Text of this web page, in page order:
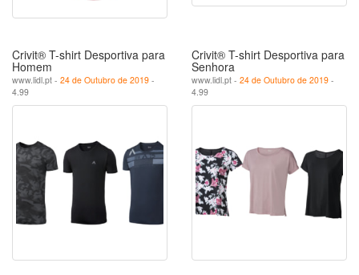
Crivit® T-shirt Desportiva para
Homem
www.lidl.pt - 24 de Outubro de 2019 -
4.99
Crivit® T-shirt Desportiva para
Senhora
www.lidl.pt - 24 de Outubro de 2019 -
4.99